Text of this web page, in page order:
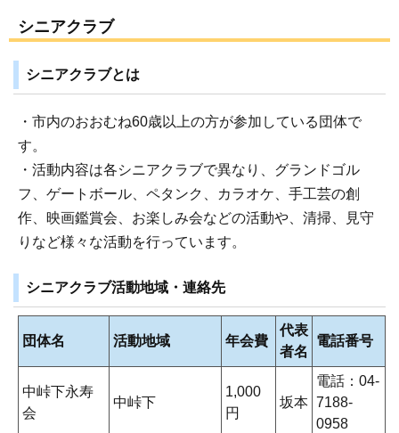
シニアクラブ
シニアクラブとは
・市内のおおむね60歳以上の方が参加している団体で
す。
・活動内容は各シニアクラブで異なり、グランドゴル
フ、ゲートボール、ペタンク、カラオケ、手工芸の創
作、映画鑑賞会、お楽しみ会などの活動や、清掃、見守
りなど様々な活動を行っています。
シニアクラブ活動地域・連絡先
団体名 活動地域 年会費
代表
者名
電話番号
中峠下永寿
会
中峠下
1,000
円
坂本
電話：04-
7188-
0958